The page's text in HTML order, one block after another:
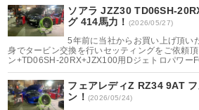
ソアラ JZZ30 TD06SH-
グ 414馬力！ (2026/05/27)
5年前に当社からお買い上げ頂い
身でタービン交換を行いセッティングをご依頼
ン+TD06SH-20RX+JZX100用Dジェトロパワー
フェアレディZ RZ34 9AT
ン！ (2026/05/24)